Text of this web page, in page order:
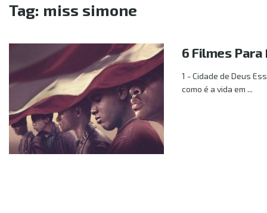
Tag: miss simone
6 Filmes
1 - Cidade de Deus
como é a vida em ...